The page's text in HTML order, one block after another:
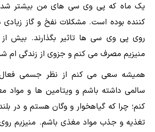
یک ماه که پی وی سی های من بیشتر
کننده بوده است. مشکلات نفخ و گاز زیادی
منیزیم مصرف می کنم و جزوی از زندگی ام
همیشه سعی می کنم از نظر جسمی فعال
سالمی داشته باشم و ویتامین ها و مواد
کنم؛ چرا که گیاهخوار و وگان هستم و در
تغذیه و جذب مواد مغذی باشم. منیزیم